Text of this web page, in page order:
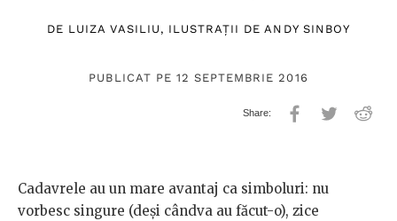
DE LUIZA VASILIU , ILUSTRAȚII DEANDY SINBOY
PUBLICAT PE 12 SEPTEMBRIE 2016
Cadavrele au un mare avantaj ca simboluri: nu
vorbesc singure (deși cândva au făcut-o), zice